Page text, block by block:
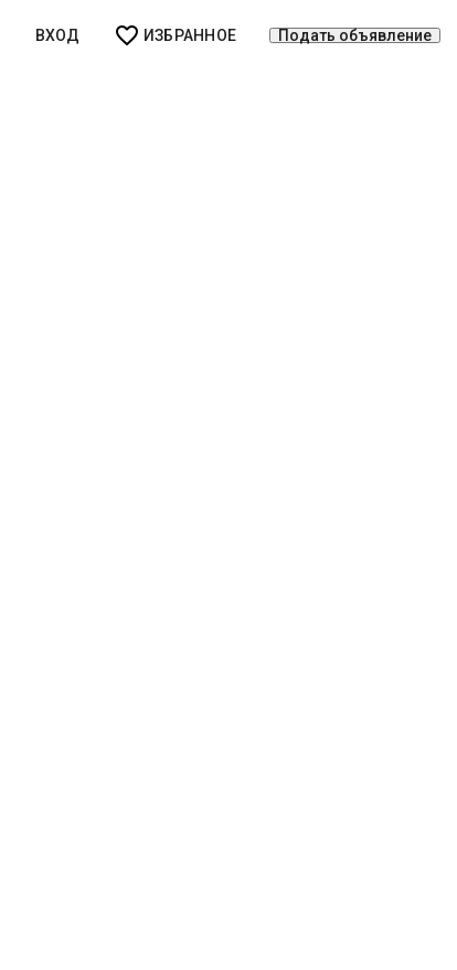
ВХОД ИЗБРАННОЕ Подать объявление